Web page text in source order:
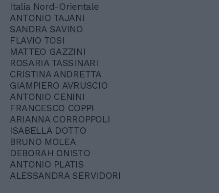
Italia Nord-Orientale
ANTONIO TAJANI
SANDRA SAVINO
FLAVIO TOSI
MATTEO GAZZINI
ROSARIA TASSINARI
CRISTINA ANDRETTA
GIAMPIERO AVRUSCIO
ANTONIO CENINI
FRANCESCO COPPI
ARIANNA CORROPPOLI
ISABELLA DOTTO
BRUNO MOLEA
DEBORAH ONISTO
ANTONIO PLATIS
ALESSANDRA SERVIDORI